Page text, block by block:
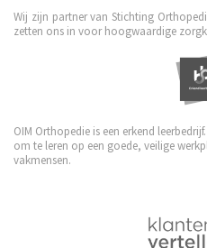
Wij zijn partner van Stichting
zetten ons in voor hoogwaardige
OIM Orthopedie is een erkend
om te leren op een goede, veilige
vakmensen.